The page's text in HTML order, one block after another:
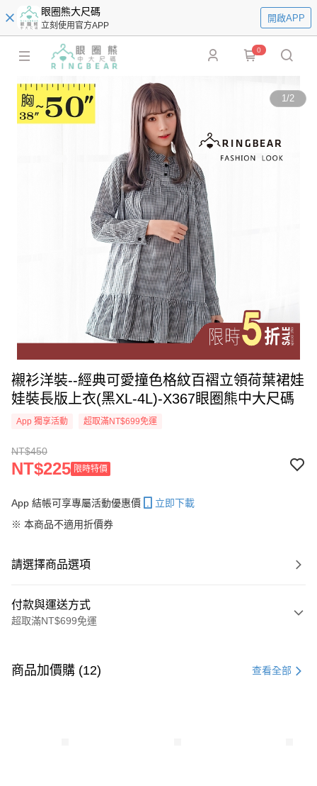
眼圈熊大尺碼
立刻使用官方APP
開啟APP
0
1/2
襯衫洋裝--經典可愛撞色格紋百褶立領荷葉裙娃
娃裝長版上衣(黑XL-4L)-X367眼圈熊中大尺碼
App 獨享活動 超取滿NT$699免運
NT$450
NT$225 限時特價
App 結帳可享專屬活動優惠價
立即下載
※ 本商品不適用折價券
請選擇商品選項
付款與運送方式
超取滿NT$699免運
信用卡一次付款
商品加價購 (12) 查看全部